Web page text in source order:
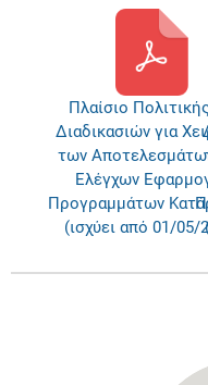
Πλαίσιο
Διαδικασιών για
των
Ελέγχων
Προγραμμάτων
(ισχύει από 01/05/